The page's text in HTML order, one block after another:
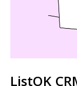
ListOK